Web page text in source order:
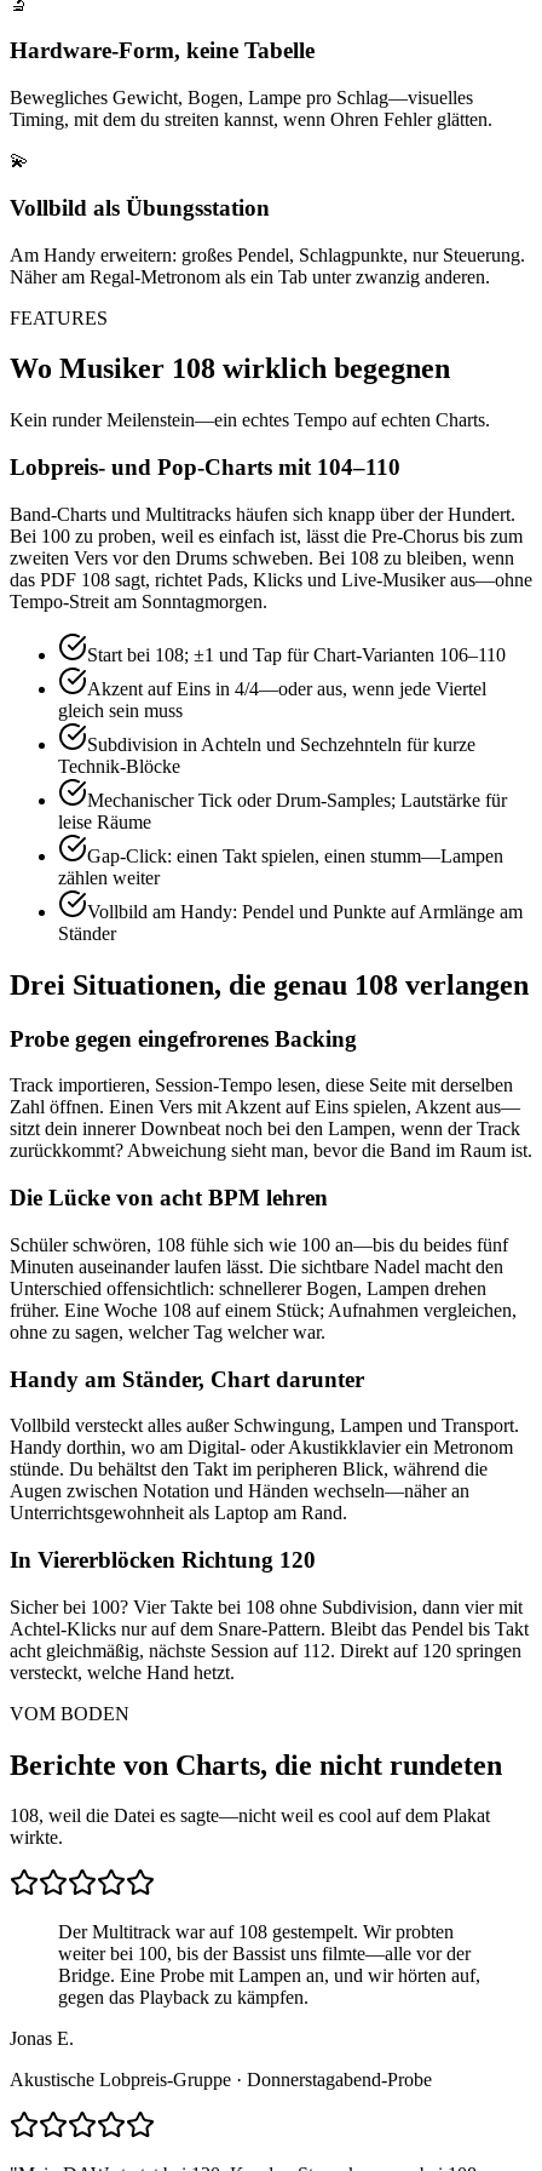
Hardware-Form, keine Tabelle
Bewegliches Gewicht, Bogen, Lampe pro Schlag—visuelles
Timing, mit dem du streiten kannst, wenn Ohren Fehler glätten.
💫
Vollbild als Übungsstation
Am Handy erweitern: großes Pendel, Schlagpunkte, nur Steuerung.
Näher am Regal-Metronom als ein Tab unter zwanzig anderen.
FEATURES
Wo Musiker 108 wirklich begegnen
Kein runder Meilenstein—ein echtes Tempo auf echten Charts.
Lobpreis- und Pop-Charts mit 104–110
Band-Charts und Multitracks häufen sich knapp über der Hundert.
Bei 100 zu proben, weil es einfach ist, lässt die Pre-Chorus bis zum
zweiten Vers vor den Drums schweben. Bei 108 zu bleiben, wenn
das PDF 108 sagt, richtet Pads, Klicks und Live-Musiker aus—ohne
Tempo-Streit am Sonntagmorgen.
Start bei 108; ±1 und Tap für Chart-Varianten 106–110
Akzent auf Eins in 4/4—oder aus, wenn jede Viertel
gleich sein muss
Subdivision in Achteln und Sechzehnteln für kurze
Technik-Blöcke
Mechanischer Tick oder Drum-Samples; Lautstärke für
leise Räume
Gap-Click: einen Takt spielen, einen stumm—Lampen
zählen weiter
Vollbild am Handy: Pendel und Punkte auf Armlänge am
Ständer
Drei Situationen, die genau 108 verlangen
Probe gegen eingefrorenes Backing
Track importieren, Session-Tempo lesen, diese Seite mit derselben
Zahl öffnen. Einen Vers mit Akzent auf Eins spielen, Akzent aus—
sitzt dein innerer Downbeat noch bei den Lampen, wenn der Track
zurückkommt? Abweichung sieht man, bevor die Band im Raum ist.
Die Lücke von acht BPM lehren
Schüler schwören, 108 fühle sich wie 100 an—bis du beides fünf
Minuten auseinander laufen lässt. Die sichtbare Nadel macht den
Unterschied offensichtlich: schnellerer Bogen, Lampen drehen
früher. Eine Woche 108 auf einem Stück; Aufnahmen vergleichen,
ohne zu sagen, welcher Tag welcher war.
Handy am Ständer, Chart darunter
Vollbild versteckt alles außer Schwingung, Lampen und Transport.
Handy dorthin, wo am Digital- oder Akustikklavier ein Metronom
stünde. Du behältst den Takt im peripheren Blick, während die
Augen zwischen Notation und Händen wechseln—näher an
Unterrichtsgewohnheit als Laptop am Rand.
In Viererblöcken Richtung 120
Sicher bei 100? Vier Takte bei 108 ohne Subdivision, dann vier mit
Achtel-Klicks nur auf dem Snare-Pattern. Bleibt das Pendel bis Takt
acht gleichmäßig, nächste Session auf 112. Direkt auf 120 springen
versteckt, welche Hand hetzt.
VOM BODEN
Berichte von Charts, die nicht rundeten
108, weil die Datei es sagte—nicht weil es cool auf dem Plakat
wirkte.
Der Multitrack war auf 108 gestempelt. Wir probten
weiter bei 100, bis der Bassist uns filmte—alle vor der
Bridge. Eine Probe mit Lampen an, und wir hörten auf,
gegen das Playback zu kämpfen.
Jonas E.
Akustische Lobpreis-Gruppe · Donnerstagabend-Probe